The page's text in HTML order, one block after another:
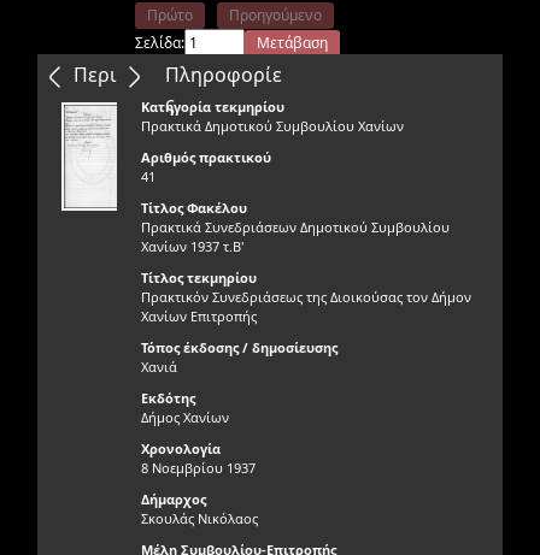
Περιεχόμενα
Πρώτο
Προηγούμενο
Σελίδα:
Μετάβαση
Επόμενο
Τελευταίο
Πληροφορίε
ς
Κατηγορία τεκμηρίου
Πρακτικά Δημοτικού Συμβουλίου Χανίων
Αριθμός πρακτικού
41
Τίτλος Φακέλου
Πρακτικά Συνεδριάσεων Δημοτικού Συμβουλίου
Χανίων 1937 τ.Β'
Τίτλος τεκμηρίου
Πρακτικόν Συνεδριάσεως της Διοικούσας τον Δήμον
Χανίων Επιτροπής
Τόπος έκδοσης / δημοσίευσης
Χανιά
Εκδότης
Δήμος Χανίων
Χρονολογία
8 Νοεμβρίου 1937
Δήμαρχος
Σκουλάς Νικόλαος
Μέλη Συμβουλίου-Επιτροπής